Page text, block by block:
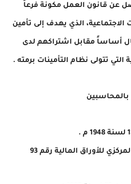
عن قانون العمل مكونة فرعاً
الاجتماعية، الذي يهدف إلى تأمين
أساساً مقابل اشتراكهم لدى
التي تتولى نظام التأمينات برمته .
بالمحاسبين
2- قانون الإيداع و القيد المركزي للأوراق المالية رقم 93